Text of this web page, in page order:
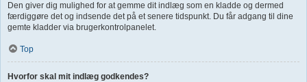
Den giver dig mulighed for at gemme dit indlæg som en kladde og dermed
færdiggøre det og indsende det på et senere tidspunkt. Du får adgang til dine
gemte kladder via brugerkontrolpanelet.
Top
Hvorfor skal mit indlæg godkendes?